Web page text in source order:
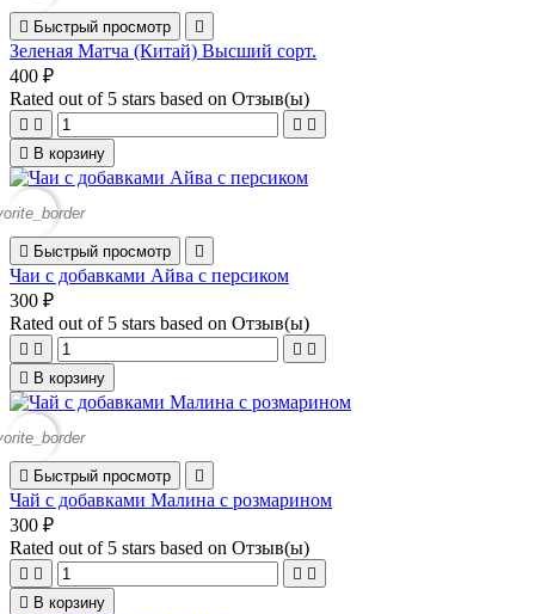
 Быстрый просмотр 
Зеленая Матча (Китай) Высший сорт.
400 ₽
Rated out of 5 stars based on Отзыв(ы)
   
 В корзину
 Быстрый просмотр 
Чаи с добавками Айва с персиком
300 ₽
Rated out of 5 stars based on Отзыв(ы)
   
 В корзину
 Быстрый просмотр 
Чай с добавками Малина с розмарином
300 ₽
Rated out of 5 stars based on Отзыв(ы)
   
 В корзину